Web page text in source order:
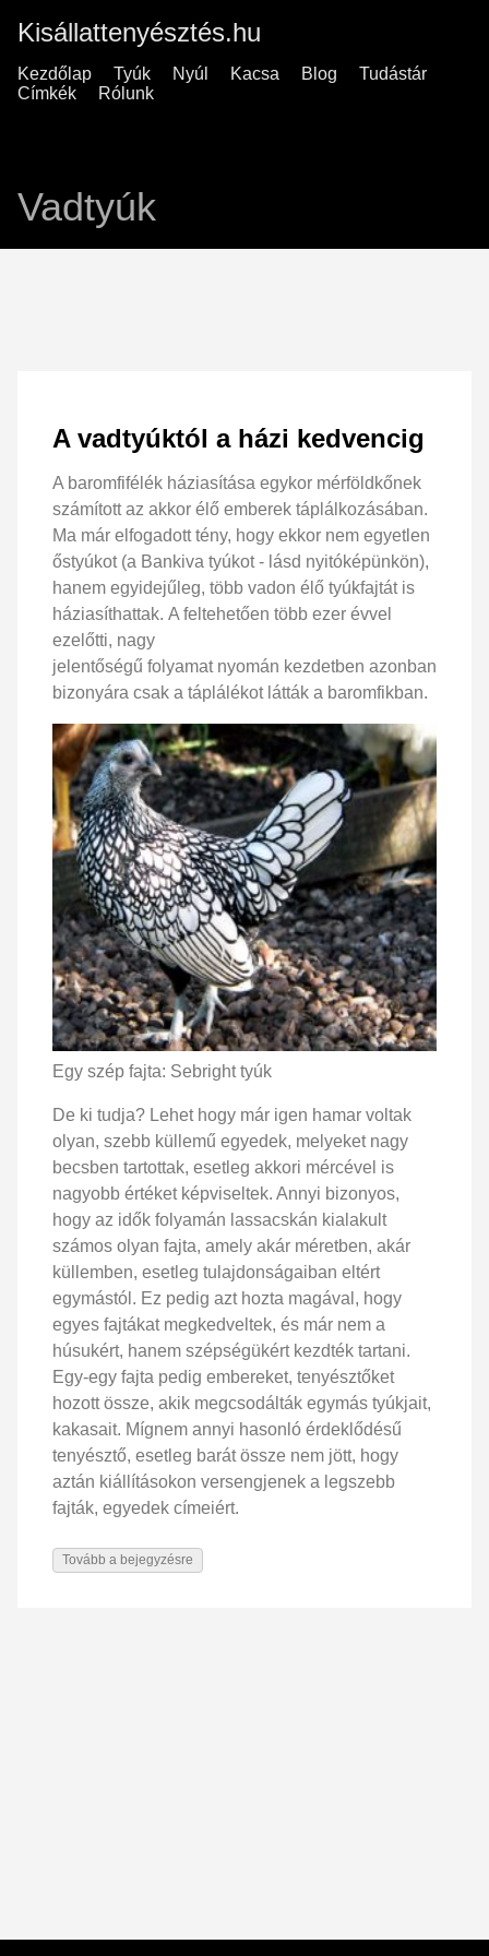
Kisállattenyésztés.hu
Kezdőlap Tyúk Nyúl Kacsa Blog
Tudástár
Címkék
Rólunk
Vadtyúk
A vadtyúktól a házi kedvencig
A baromfifélék háziasítása egykor mérföldkőnek
számított az akkor élő emberek táplálkozásában.
Ma már elfogadott tény, hogy ekkor nem egyetlen
őstyúkot (a Bankiva tyúkot - lásd nyitóképünkön),
hanem egyidejűleg, több vadon élő tyúkfajtát is
háziasíthattak. A feltehetően több ezer évvel
ezelőtti, nagy
jelentőségű folyamat nyomán kezdetben azonban
bizonyára csak a táplálékot látták a baromfikban.
Egy szép fajta: Sebright tyúk
De ki tudja? Lehet hogy már igen hamar voltak
olyan, szebb küllemű egyedek, melyeket nagy
becsben tartottak, esetleg akkori mércével is
nagyobb értéket képviseltek. Annyi bizonyos,
hogy az idők folyamán lassacskán kialakult
számos olyan fajta, amely akár méretben, akár
küllemben, esetleg tulajdonságaiban eltért
egymástól. Ez pedig azt hozta magával, hogy
egyes fajtákat megkedveltek, és már nem a
húsukért, hanem szépségükért kezdték tartani.
Egy-egy fajta pedig embereket, tenyésztőket
hozott össze, akik megcsodálták egymás tyúkjait,
kakasait. Mígnem annyi hasonló érdeklődésű
tenyésztő, esetleg barát össze nem jött, hogy
aztán kiállításokon versengjenek a legszebb
fajták, egyedek címeiért.
Tovább a bejegyzésre